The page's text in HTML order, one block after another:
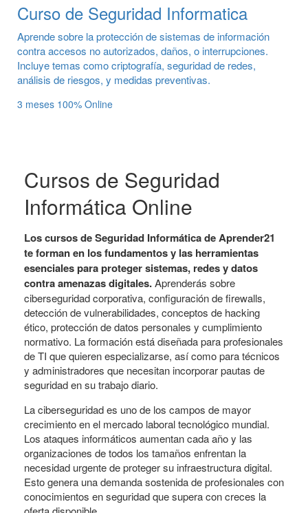
Curso de Seguridad Informatica
Aprende sobre la protección de sistemas de información
contra accesos no autorizados, daños, o interrupciones.
Incluye temas como criptografía, seguridad de redes,
análisis de riesgos, y medidas preventivas.
3 meses 100% Online
Cursos de Seguridad
Informática Online
Los cursos de Seguridad Informática de Aprender21
te forman en los fundamentos y las herramientas
esenciales para proteger sistemas, redes y datos
contra amenazas digitales.Aprenderás sobre
ciberseguridad corporativa, configuración de firewalls,
detección de vulnerabilidades, conceptos de hacking
ético, protección de datos personales y cumplimiento
normativo. La formación está diseñada para profesionales
de TI que quieren especializarse, así como para técnicos
y administradores que necesitan incorporar pautas de
seguridad en su trabajo diario.
La ciberseguridad es uno de los campos de mayor
crecimiento en el mercado laboral tecnológico mundial.
Los ataques informáticos aumentan cada año y las
organizaciones de todos los tamaños enfrentan la
necesidad urgente de proteger su infraestructura digital.
Esto genera una demanda sostenida de profesionales con
conocimientos en seguridad que supera con creces la